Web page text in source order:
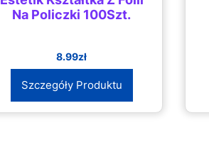
Na Policzki 100Szt.
8.99zł
Szczegóły Produktu